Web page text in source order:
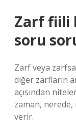
Zarf fiili
soru
Zarf veya
diğer zarfların
açısından
zaman,
verir.